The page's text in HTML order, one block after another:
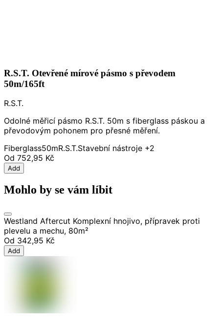
R.S.T. Otevřené mírové pásmo s převodem
50m/165ft
R.S.T.
Odolné měřicí pásmo R.S.T. 50m s fiberglass páskou a
převodovým pohonem pro přesné měření.
Fiberglass50mR.S.T.Stavební nástroje +2
Od 752,95 Kč
Add
Mohlo by se vám líbit
Westland Aftercut Komplexní hnojivo, přípravek proti
plevelu a mechu, 80m²
Od 342,95 Kč
Add